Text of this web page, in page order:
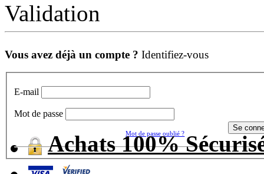
Validation
Vous avez déjà un compte ? Identifiez-vous
E-mail
Mot de passe
Mot de passe oublié ?
Achats 100%